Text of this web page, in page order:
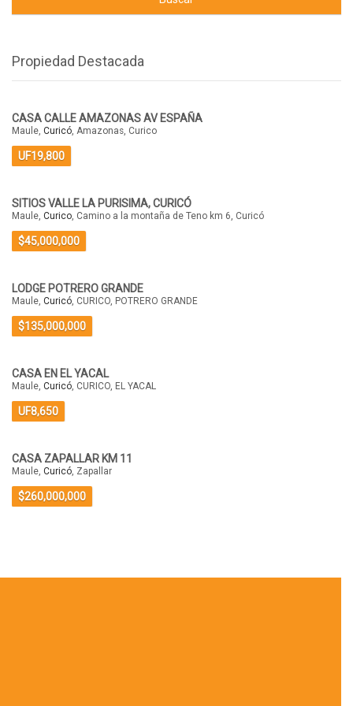
Propiedad Destacada
CASA CALLE AMAZONAS AV ESPAÑA
Maule, Curicó, Amazonas, Curico
UF19,800
SITIOS VALLE LA PURISIMA, CURICÓ
Maule, Curico, Camino a la montaña de Teno km 6, Curicó
$45,000,000
LODGE POTRERO GRANDE
Maule, Curicó, CURICO, POTRERO GRANDE
$135,000,000
CASA EN EL YACAL
Maule, Curicó, CURICO, EL YACAL
UF8,650
CASA ZAPALLAR KM 11
Maule, Curicó, Zapallar
$260,000,000